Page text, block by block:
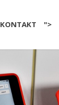
KONTAKT ">